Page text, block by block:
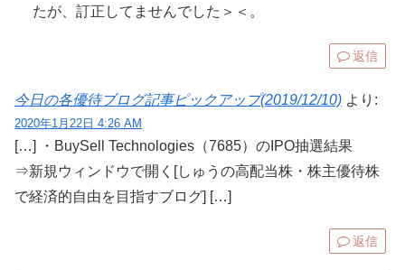
たが、訂正してませんでした＞＜。
返信
今日の各優待ブログ記事ピックアップ(2019/12/10) より:
2020年1月22日 4:26 AM
[…] ・BuySell Technologies（7685）のIPO抽選結果
⇒新規ウィンドウで開く[しゅうの高配当株・株主優待株
で経済的自由を目指すブログ] […]
返信